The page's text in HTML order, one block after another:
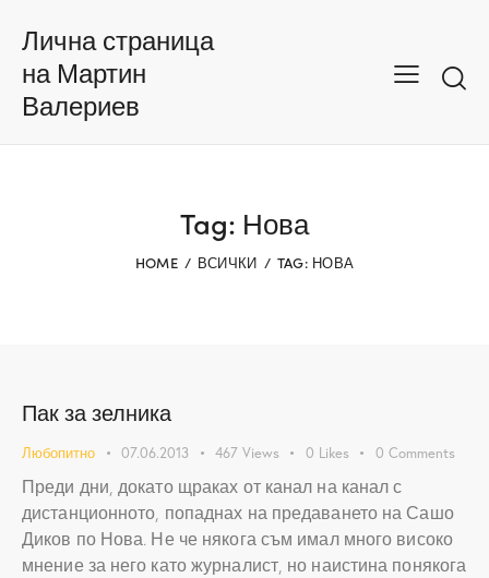
Лична страница
на Мартин
Валериев
Tag: Нова
HOME ВСИЧКИ TAG: НОВА
Пак за зелника
Любопитно 07.06.2013 467 Views 0 Likes 0 Comments
Преди дни, докато щраках от канал на канал с
дистанционното, попаднах на предаването на Сашо
Диков по Нова. Не че някога съм имал много високо
мнение за него като журналист, но наистина понякога